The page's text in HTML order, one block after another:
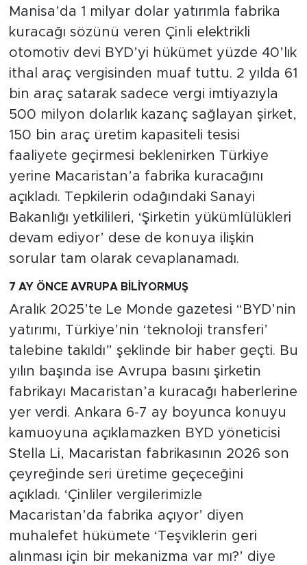
Manisa’da 1 milyar dolar yatırımla fabrika
kuracağı sözünü veren Çinli elektrikli
otomotiv devi BYD’yi hükümet yüzde 40’lık
ithal araç vergisinden muaf tuttu. 2 yılda 61
bin araç satarak sadece vergi imtiyazıyla
500 milyon dolarlık kazanç sağlayan şirket,
150 bin araç üretim kapasiteli tesisi
faaliyete geçirmesi beklenirken Türkiye
yerine Macaristan’a fabrika kuracağını
açıkladı. Tepkilerin odağındaki Sanayi
Bakanlığı yetkilileri, ‘Şirketin yükümlülükleri
devam ediyor’ dese de konuya ilişkin
sorular tam olarak cevaplanamadı.
7 AY ÖNCE AVRUPA BİLİYORMUŞ
Aralık 2025’te Le Monde gazetesi “BYD’nin
yatırımı, Türkiye’nin ‘teknoloji transferi’
talebine takıldı” şeklinde bir haber geçti. Bu
yılın başında ise Avrupa basını şirketin
fabrikayı Macaristan’a kuracağı haberlerine
yer verdi. Ankara 6-7 ay boyunca konuyu
kamuoyuna açıklamazken BYD yöneticisi
Stella Li, Macaristan fabrikasının 2026 son
çeyreğinde seri üretime geçeceğini
açıkladı. ‘Çinliler vergilerimizle
Macaristan’da fabrika açıyor’ diyen
muhalefet hükümete ‘Teşviklerin geri
alınması için bir mekanizma var mı?’ diye
TARİH
KADIN
SAĞLIK
SİYASET
MEDYA KÖŞESİ
VİDEOLAR
ALINTI YAZARLAR
SOSYAL MEDYA